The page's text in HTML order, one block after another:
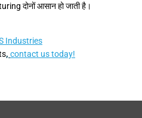
दोनों आसान हो जाती है।
Industries
, contact us today!